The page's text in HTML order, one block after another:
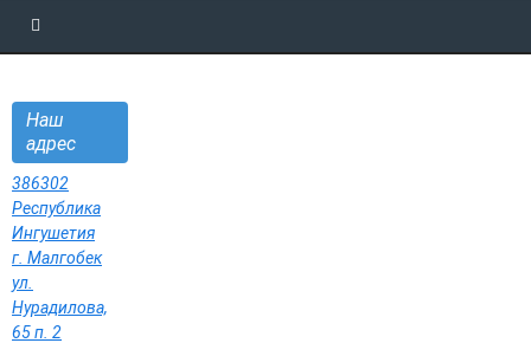
Наш
адрес
386302
Республика
Ингушетия
г. Малгобек
ул.
Нурадилова,
65 п. 2